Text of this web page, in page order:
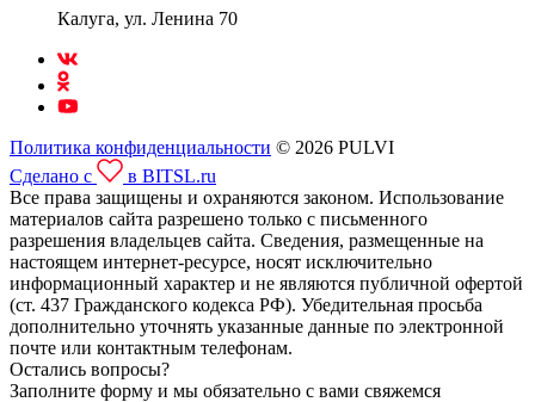
Калуга, ул. Ленина 70
Политика конфиденциальности © 2026 PULVI
Сделано с
в BITSL.ru
Все права защищены и охраняются законом. Использование
материалов сайта разрешено только с письменного
разрешения владельцев сайта. Сведения, размещенные на
настоящем интернет-ресурсе, носят исключительно
информационный характер и не являются публичной офертой
(ст. 437 Гражданского кодекса РФ). Убедительная просьба
дополнительно уточнять указанные данные по электронной
почте или контактным телефонам.
Остались вопросы?
Заполните форму и мы обязательно с вами свяжемся